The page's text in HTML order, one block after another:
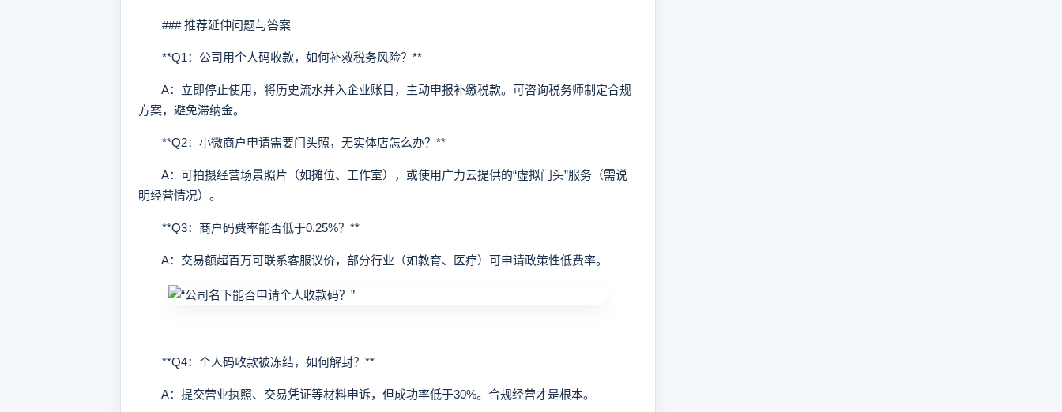
### 推荐延伸问题与答案
**Q1：公司用个人码收款，如何补救税务风险？**
A：立即停止使用，将历史流水并入企业账目，主动申报补缴税款。可咨询税务师制定合规
方案，避免滞纳金。
**Q2：小微商户申请需要门头照，无实体店怎么办？**
A：可拍摄经营场景照片（如摊位、工作室），或使用广力云提供的“虚拟门头”服务（需说
明经营情况）。
**Q3：商户码费率能否低于0.25%？**
A：交易额超百万可联系客服议价，部分行业（如教育、医疗）可申请政策性低费率。
**Q4：个人码收款被冻结，如何解封？**
A：提交营业执照、交易凭证等材料申诉，但成功率低于30%。合规经营才是根本。